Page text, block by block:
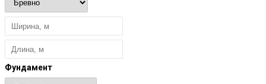
Фундамент